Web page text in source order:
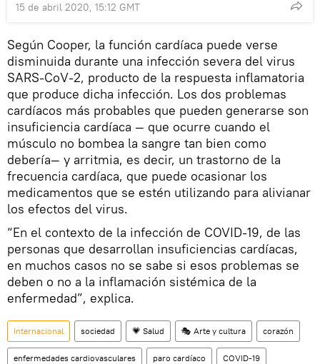
15 de abril 2020, 15:12 GMT
Según Cooper, la función cardíaca puede verse
disminuida durante una infección severa del virus
SARS-CoV-2, producto de la respuesta inflamatoria
que produce dicha infección. Los dos problemas
cardíacos más probables que pueden generarse son
insuficiencia cardíaca — que ocurre cuando el
músculo no bombea la sangre tan bien como
debería— y arritmia, es decir, un trastorno de la
frecuencia cardíaca, que puede ocasionar los
medicamentos que se estén utilizando para alivianar
los efectos del virus.
“En el contexto de la infección de COVID-19, de las
personas que desarrollan insuficiencias cardíacas,
en muchos casos no se sabe si esos problemas se
deben o no a la inflamación sistémica de la
enfermedad”, explica.
Internacional sociedad 💗 Salud 🎭 Arte y cultura corazón
enfermedades cardiovasculares paro cardíaco COVID-19